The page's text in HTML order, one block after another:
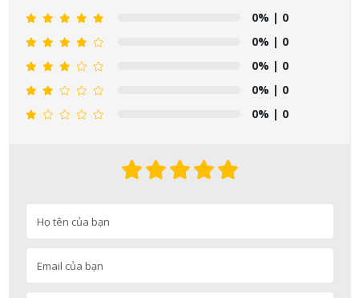
0% | 0
0% | 0
0% | 0
0% | 0
0% | 0
Soap dạng túi 400ml Nhật Bản
07/08/2026
Võ Thị Thanh Tươi đã mua sản phẩm Men Vi Sinh BioGaia
07/08/2026
07/08/2026
Nguyễn Văn Cảnh đã mua sản phẩm Sữa Meiji số 0 Hohoemi
Milk (0-1 tuổi), hàng nội địa Nhật (hộp thiếc 800g)
07/08/2026